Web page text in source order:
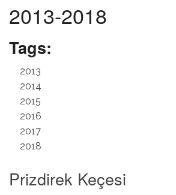
MODELLER
ÜRÜNLER
ÜYE OL
GIRIŞ
2013-2018
Tags:
2013
2014
2015
2016
2017
2018
Prizdirek Keçesi